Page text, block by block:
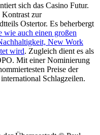
sich das Casino Futur.
Kontrast zur
Ostertor. Es beherbergt
wie auch einen großen
New Work
wird. Zugleich dient es als
Mit einer Nominierung
Preise der
Schlagzeilen.